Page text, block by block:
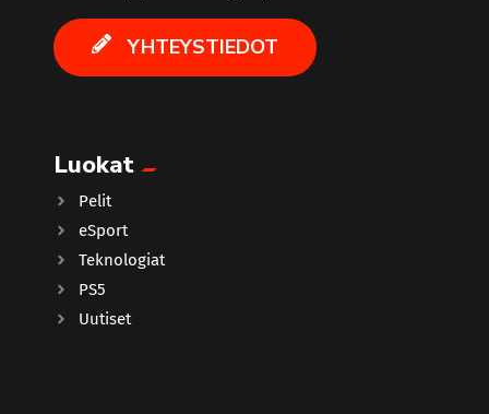
YHTEYSTIEDOT
Luokat
Pelit
eSport
Teknologiat
PS5
Uutiset